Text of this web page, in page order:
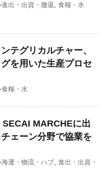
-進出・出資・撤退 食糧・水
テグリカルチャー、
を用いた生産プロセ
-食糧・水
MARCHEに出
ェーン分野で協業を
-海運・物流・ハブ 進出・出資・